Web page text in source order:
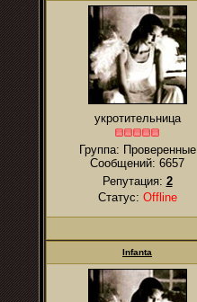
укротительница
Группа: Проверенные
Сообщений: 6657
Репутация: 2
Статус: Offline
Infanta